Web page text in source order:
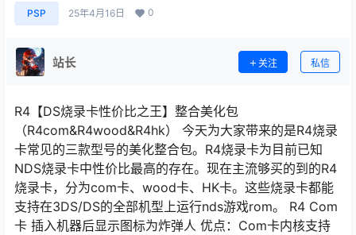
PSP 25年4月16日 0
站长 关注 私信
R4【DS烧录卡性价比之王】整合美化包
（R4com&R4wood&R4hk） 今天为大家带来的是R4烧录
卡常见的三款型号的美化整合包。R4烧录卡为目前已知
NDS烧录卡中性价比最高的存在。现在主流够买的到的R4
烧录卡，分为com卡、wood卡、HK卡。这些烧录卡都能
支持在3DS/DS的全部机型上运行nds游戏rom。 R4 Com
卡 插入机器后显示图标为炸弹人 优点：Com卡内核支持